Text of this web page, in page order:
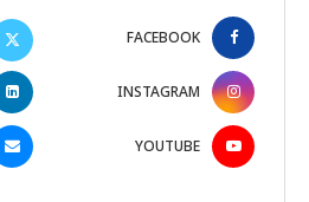
FACEBOOK
INSTAGRAM
YOUTUBE